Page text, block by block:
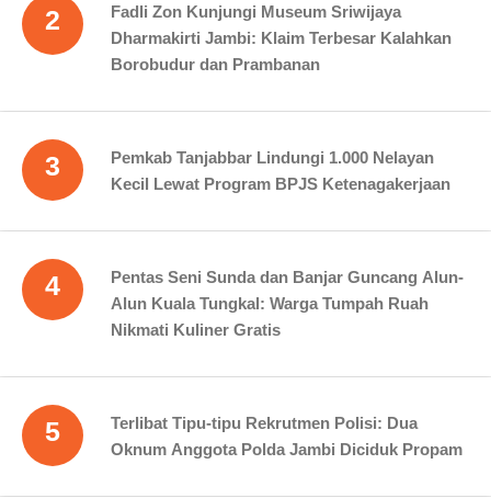
2
Fadli Zon Kunjungi Museum Sriwijaya
Dharmakirti Jambi: Klaim Terbesar Kalahkan
Borobudur dan Prambanan
3
Pemkab Tanjabbar Lindungi 1.000 Nelayan
Kecil Lewat Program BPJS Ketenagakerjaan
4
Pentas Seni Sunda dan Banjar Guncang Alun-
Alun Kuala Tungkal: Warga Tumpah Ruah
Nikmati Kuliner Gratis
5
Terlibat Tipu-tipu Rekrutmen Polisi: Dua
Oknum Anggota Polda Jambi Diciduk Propam